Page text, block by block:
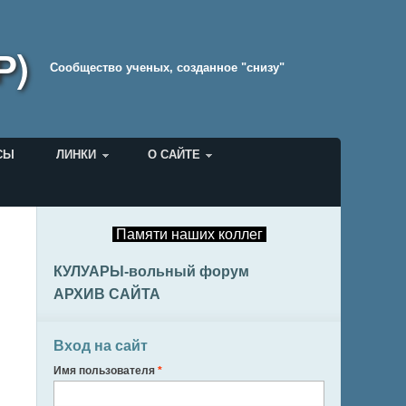
Cообщество ученых, созданное "снизу"
ЛИНКИ О САЙТЕ
Памяти наших коллег
КУЛУАРЫ-вольный форум
АРХИВ САЙТА
Вход на сайт
Имя пользователя *